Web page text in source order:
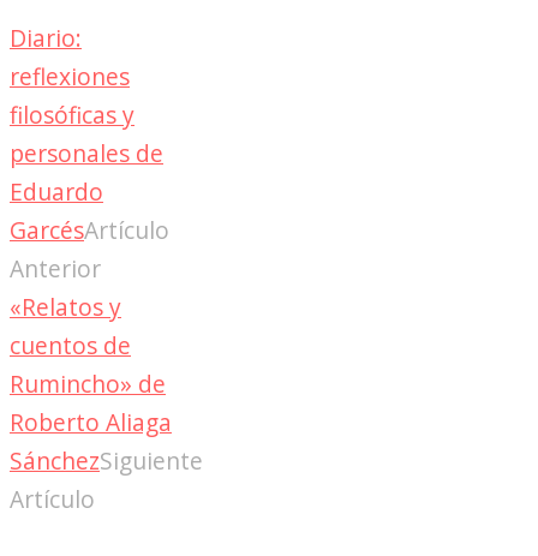
Diario:
reflexiones
filosóficas y
personales de
Eduardo
GarcésArtículo
Anterior
«Relatos y
cuentos de
Rumincho» de
Roberto Aliaga
SánchezSiguiente
Artículo